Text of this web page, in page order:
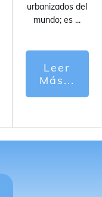
urbanizados del
mundo; es ...
Leer
Más...